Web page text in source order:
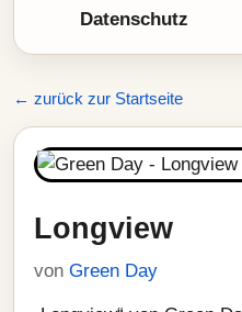
Datenschutz
← zurück zur Startseite
Longview
von Green Day